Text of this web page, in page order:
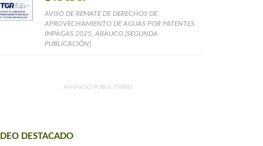
AVISO DE REMATE DE DERECHOS DE
APROVECHAMIENTO DE AGUAS POR PATENTES
IMPAGAS 2025, ARAUCO [SEGUNDA
PUBLICACIÓN]
ANUNCIO PUBLICITARIO
DESTACADO